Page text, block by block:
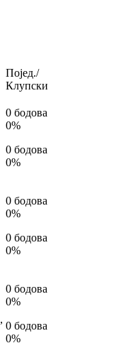
Појед./
Клупски
0 бодова
0%
0 бодова
0%
0 бодова
0%
0 бодова
0%
,
0 бодова
0%
0 бодова
0%